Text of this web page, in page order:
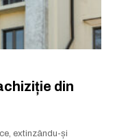
din
extinzându-și